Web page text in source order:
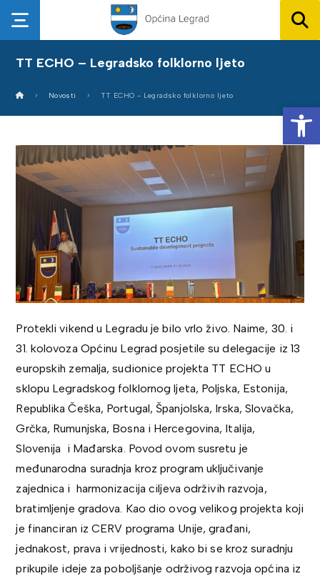
TT ECHO – Legradsko folklorno ljeto
Novosti TT ECHO - Legradsko folklorno ljeto
Protekli vikend u Legradu je bilo vrlo živo. Naime, 30. i
31. kolovoza Općinu Legrad posjetile su delegacije iz 13
europskih zemalja, sudionice projekta TT ECHO u
sklopu Legradskog folklornog ljeta, Poljska, Estonija,
Republika Češka, Portugal, Španjolska, Irska, Slovačka,
Grčka, Rumunjska, Bosna i Hercegovina, Italija,
Slovenija i Mađarska. Povod ovom susretu je
međunarodna suradnja kroz program uključivanje
zajednica i harmonizacija ciljeva održivih razvoja,
bratimljenje gradova. Kao dio ovog velikog projekta koji
je financiran iz CERV programa Unije, građani,
jednakost, prava i vrijednosti, kako bi se kroz suradnju
prikupile ideje za poboljšanje održivog razvoja općina iz